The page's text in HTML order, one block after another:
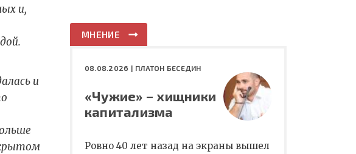
и,
и
МНЕНИЕ
08.08.2026 | ПЛАТОН БЕСЕДИН
«Чужие» – хищники
капитализма
Ровно 40 лет назад на экраны вышел